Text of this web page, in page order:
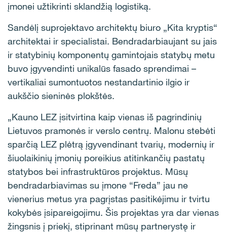
įmonei užtikrinti sklandžią logistiką.
Sandėlį suprojektavo architektų biuro „Kita kryptis“
architektai ir specialistai. Bendradarbiaujant su jais
ir statybinių komponentų gamintojais statybų metu
buvo įgyvendinti unikalūs fasado sprendimai –
vertikaliai sumontuotos nestandartinio ilgio ir
aukščio sieninės plokštės.
„Kauno LEZ įsitvirtina kaip vienas iš pagrindinių
Lietuvos pramonės ir verslo centrų. Malonu stebėti
sparčią LEZ plėtrą įgyvendinant tvarių, modernių ir
šiuolaikinių įmonių poreikius atitinkančių pastatų
statybos bei infrastruktūros projektus. Mūsų
bendradarbiavimas su įmone “Freda” jau ne
vienerius metus yra pagrįstas pasitikėjimu ir tvirtu
kokybės įsipareigojimu. Šis projektas yra dar vienas
žingsnis į priekį, stiprinant mūsų partnerystę ir